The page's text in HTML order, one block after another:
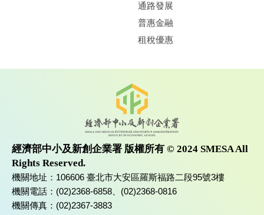
通路發展
普惠金融
租稅優惠
經濟部中小及新創企業署 版權所有 © 2024 SMESA All
Rights Reserved.
機關地址：106606 臺北市大安區羅斯福路二段95號3樓
機關電話：(02)2368-6858、(02)2368-0816
機關傳真：(02)2367-3883